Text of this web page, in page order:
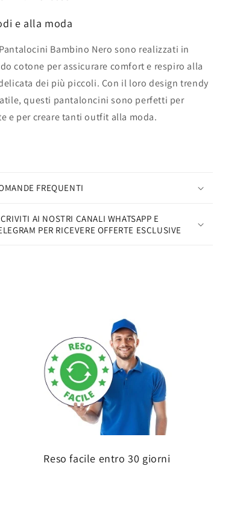
e alla moda
Bambino Nero sono realizzati in
cotone per assicurare comfort e respiro alla
dei più piccoli. Con il loro design trendy
questi pantaloncini sono perfetti per
e per creare tanti outfit alla moda.
FREQUENTI
AI NOSTRI CANALI WHATSAPP E
PER RICEVERE OFFERTE ESCLUSIVE
Reso facile entro 30 giorni